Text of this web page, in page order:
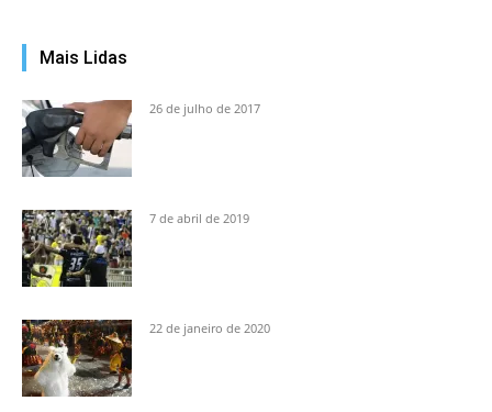
Mais Lidas
26 de julho de 2017
7 de abril de 2019
22 de janeiro de 2020